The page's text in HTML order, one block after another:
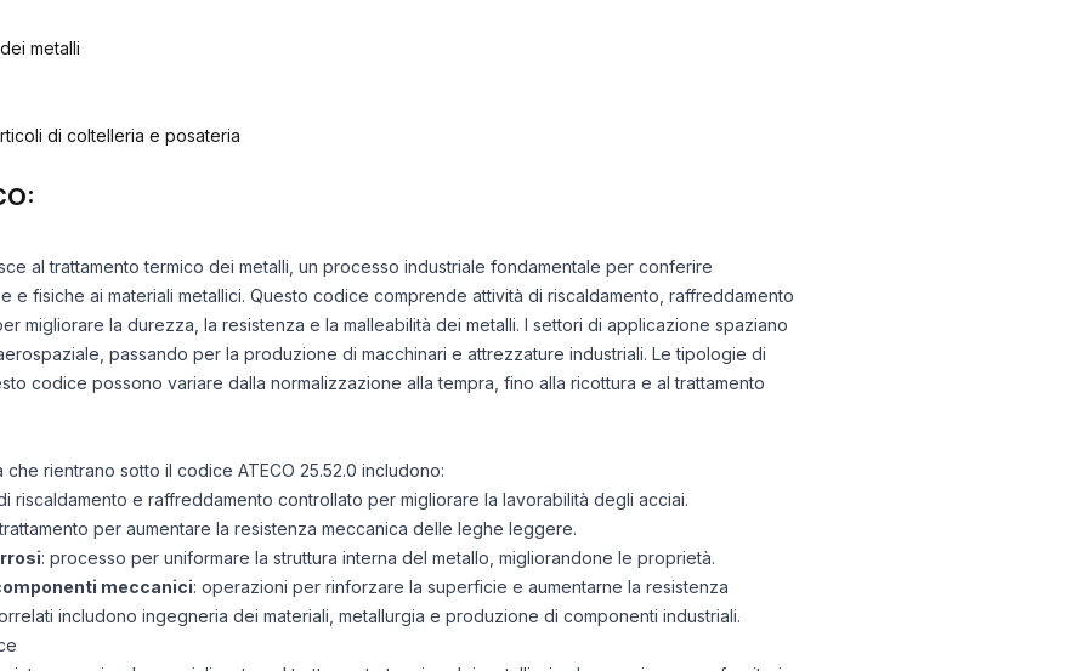
metalli
di coltelleria e posateria
al trattamento termico dei metalli, un processo industriale fondamentale per conferire
e fisiche ai materiali metallici. Questo codice comprende attività di riscaldamento, raffreddamento
migliorare la durezza, la resistenza e la malleabilità dei metalli. I settori di applicazione spaziano
passando per la produzione di macchinari e attrezzature industriali. Le tipologie di
codice possono variare dalla normalizzazione alla tempra, fino alla ricottura e al trattamento
rientrano sotto il codice ATECO 25.52.0 includono:
riscaldamento e raffreddamento controllato per migliorare la lavorabilità degli acciai.
per aumentare la resistenza meccanica delle leghe leggere.
: processo per uniformare la struttura interna del metallo, migliorandone le proprietà.
meccanici: operazioni per rinforzare la superficie e aumentarne la resistenza
includono ingegneria dei materiali, metallurgia e produzione di componenti industriali.